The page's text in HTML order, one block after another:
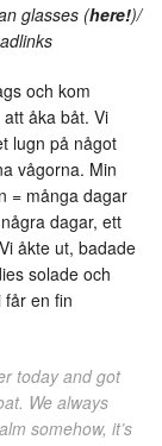
glasses (here!)/
och kom
åka båt. Vi
lugn på något
vågorna. Min
= många dagar
dagar, ett
åkte ut, badade
solade och
får en fin
today and got
We always
somehow, it’s